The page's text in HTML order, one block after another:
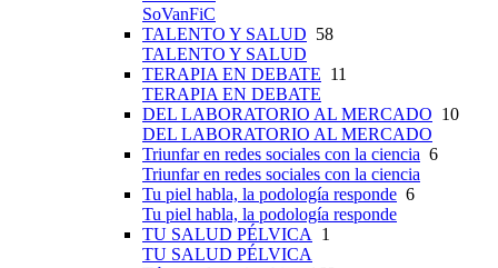
SoVanFiC
TALENTO Y SALUD 58
TALENTO Y SALUD
TERAPIA EN DEBATE 11
TERAPIA EN DEBATE
DEL LABORATORIO AL MERCADO 10
DEL LABORATORIO AL MERCADO
Triunfar en redes sociales con la ciencia 6
Triunfar en redes sociales con la ciencia
Tu piel habla, la podología responde 6
Tu piel habla, la podología responde
TU SALUD PÉLVICA
1
TU SALUD PÉLVICA